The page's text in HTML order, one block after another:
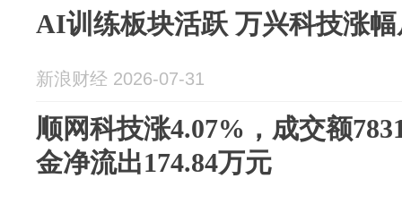
AI训练板块活跃 万兴科技涨
新浪财经 2026-07-31
顺网科技涨4.07%，成交额
金净流出174.84万元